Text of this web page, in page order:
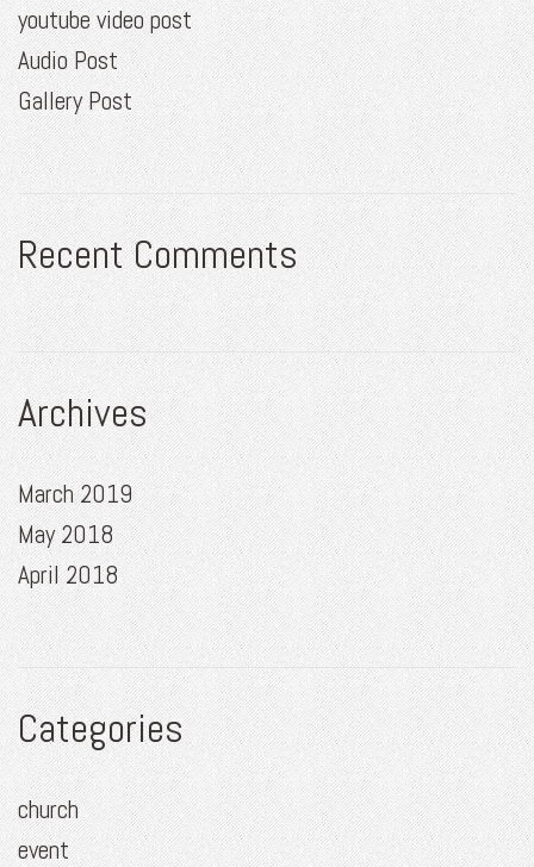
youtube video post
Audio Post
Gallery Post
Recent Comments
Archives
March 2019
May 2018
April 2018
Categories
church
event